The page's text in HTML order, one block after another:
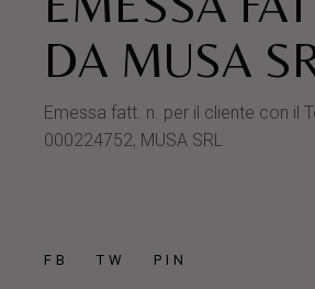
DA MUSA
Emessa fatt. n. per il cliente con il
000224752, MUSA SRL
FB TW PIN